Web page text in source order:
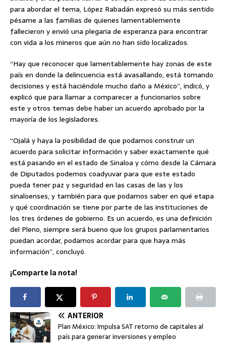
para abordar el tema, López Rabadán expresó su más sentido
pésame a las familias de quienes lamentablemente
fallecieron y envió una plegaria de esperanza para encontrar
con vida a los mineros que aún no han sido localizados.
“Hay que reconocer que lamentablemente hay zonas de este
país en donde la delincuencia está avasallando, está tomando
decisiones y está haciéndole mucho daño a México”, indicó, y
explicó que para llamar a comparecer a funcionarios sobre
este y otros temas debe haber un acuerdo aprobado por la
mayoría de los legisladores.
“Ojalá y haya la posibilidad de que podamos construir un
acuerdo para solicitar información y saber exactamente qué
está pasando en el estado de Sinaloa y cómo desde la Cámara
de Diputados podemos coadyuvar para que este estado
pueda tener paz y seguridad en las casas de las y los
sinaloenses, y también para que podamos saber en qué etapa
y qué coordinación se tiene por parte de las instituciones de
los tres órdenes de gobierno. Es un acuerdo, es una definición
del Pleno, siempre será bueno que los grupos parlamentarios
puedan acordar, podamos acordar para que haya más
información”, concluyó.
¡Comparte la nota!
ANTERIOR
Plan México: Impulsa SAT retorno de capitales al
país para generar inversiones y empleo